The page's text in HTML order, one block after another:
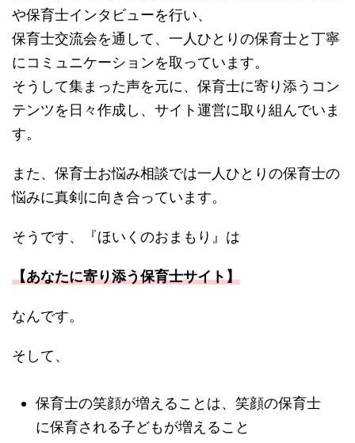
や保育士インタビューを行い、
保育士交流会を通して、一人ひとりの保育士と丁寧
にコミュニケーションを取っています。
そうして集まった声を元に、保育士に寄り添うコン
テンツを日々作成し、サイト運営に取り組んでいま
す。
また、保育士お悩み相談では一人ひとりの保育士の
悩みに真剣に向き合っています。
そうです、『ほいくのおまもり』は
【あなたに寄り添う保育士サイト】
なんです。
そして、
保育士の笑顔が増えることは、笑顔の保育士
に保育される子どもが増えること